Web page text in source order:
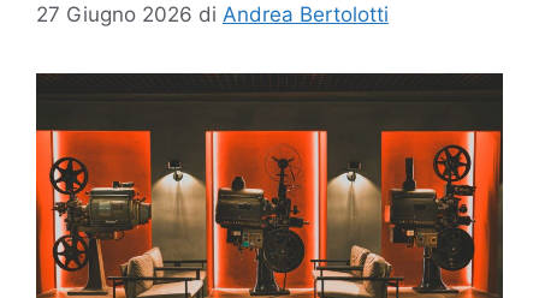
27 Giugno 2026 di Andrea Bertolotti